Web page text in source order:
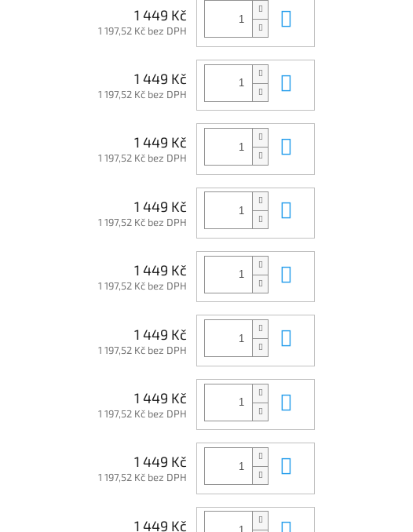
1 449 Kč
1 197,52 Kč bez DPH
1 449 Kč
1 197,52 Kč bez DPH
1 449 Kč
1 197,52 Kč bez DPH
1 449 Kč
1 197,52 Kč bez DPH
1 449 Kč
1 197,52 Kč bez DPH
1 449 Kč
1 197,52 Kč bez DPH
1 449 Kč
1 197,52 Kč bez DPH
1 449 Kč
1 197,52 Kč bez DPH
1 449 Kč